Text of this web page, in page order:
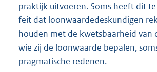
praktijk uitvoeren. Soms heeft dit
feit dat loonwaardedeskundigen
houden met de kwetsbaarheid van
wie zij de loonwaarde bepalen,
pragmatische redenen.